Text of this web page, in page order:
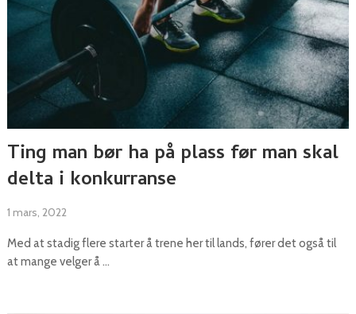
Ting man bør ha på plass før man skal
delta i konkurranse
1 mars, 2022
Med at stadig flere starter å trene her til lands, fører det også til
at mange velger å …